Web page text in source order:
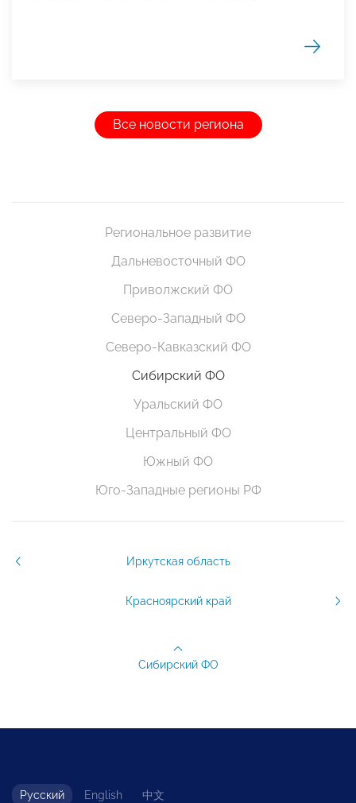
Все новости региона
Региональное развитие
Дальневосточный ФО
Приволжский ФО
Северо-Западный ФО
Северо-Кавказский ФО
Сибирский ФО
Уральский ФО
Центральный ФО
Южный ФО
Юго-Западные регионы РФ
Иркутская область
Красноярский край
Сибирский ФО
Русский English 中文